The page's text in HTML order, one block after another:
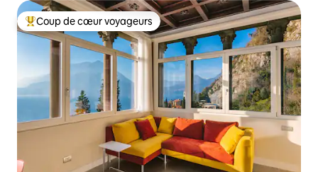
Coups de cœur voyageurs les plus appréciés
Coup de cœur voyageurs